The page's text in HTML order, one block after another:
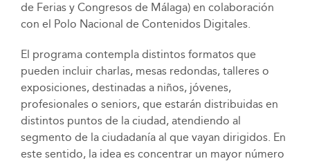
de Ferias y Congresos de Málaga) en colaboración
con el Polo Nacional de Contenidos Digitales.
El programa contempla distintos formatos que
pueden incluir charlas, mesas redondas, talleres o
exposiciones, destinadas a niños, jóvenes,
profesionales o seniors, que estarán distribuidas en
distintos puntos de la ciudad, atendiendo al
segmento de la ciudadanía al que vayan dirigidos. En
este sentido, la idea es concentrar un mayor número